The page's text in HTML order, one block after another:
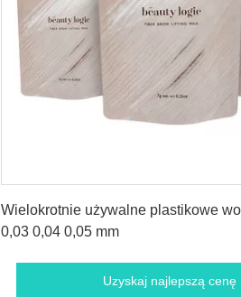
Wielokrotnie używalne plastikowe
0,03 0,04 0,05 mm
Uzyskaj najlepszą cenę